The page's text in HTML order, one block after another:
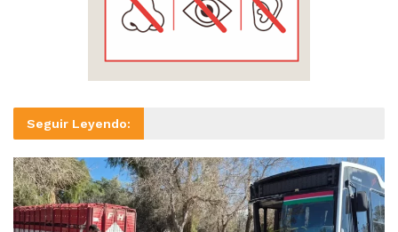
Seguir Leyendo: